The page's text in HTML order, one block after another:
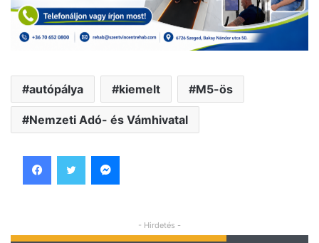
autópálya kiemelt M5-ös
Nemzeti Adó- és Vámhivatal
- Hirdetés -